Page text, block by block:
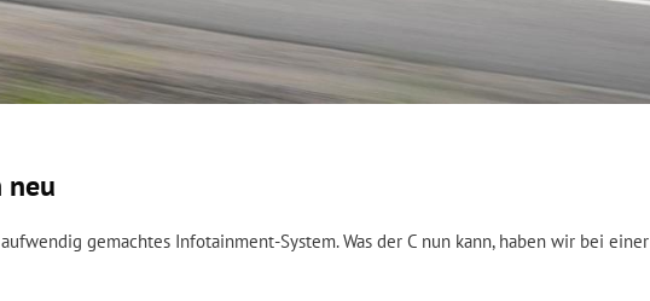
neu
gemachtes Infotainment-System. Was der C nun kann, haben wir bei einer